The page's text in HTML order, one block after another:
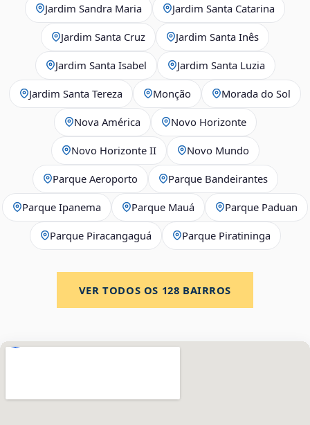
Jardim Sandra Maria Jardim Santa Catarina
Jardim Santa Cruz Jardim Santa Inês
Jardim Santa Isabel Jardim Santa Luzia
Jardim Santa Tereza Monção Morada do Sol
Nova América Novo Horizonte
Novo Horizonte II Novo Mundo
Parque Aeroporto Parque Bandeirantes
Parque Ipanema Parque Mauá Parque Paduan
Parque Piracangaguá Parque Piratininga
VER TODOS OS 128 BAIRROS